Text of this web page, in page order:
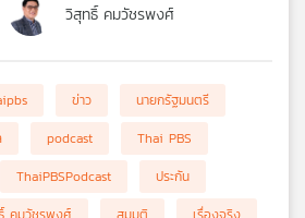
วิสุทธิ์ คมวัชรพงศ์
ข่าว
นายกรัฐมนตรี
podcast
Thai PBS
ThaiPBSPodcast
ประกัน